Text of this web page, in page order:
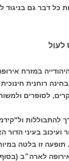
כל דבר גם בניגוד
במזרח
רוחנית חינוכית
לסופרים
להתבוללות
בעיני הדור
תופעה זו בלטה